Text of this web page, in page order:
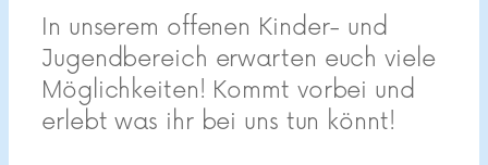
In unserem offenen Kinder- und
Jugendbereich erwarten euch viele
Möglichkeiten! Kommt vorbei und
erlebt was ihr bei uns tun könnt!